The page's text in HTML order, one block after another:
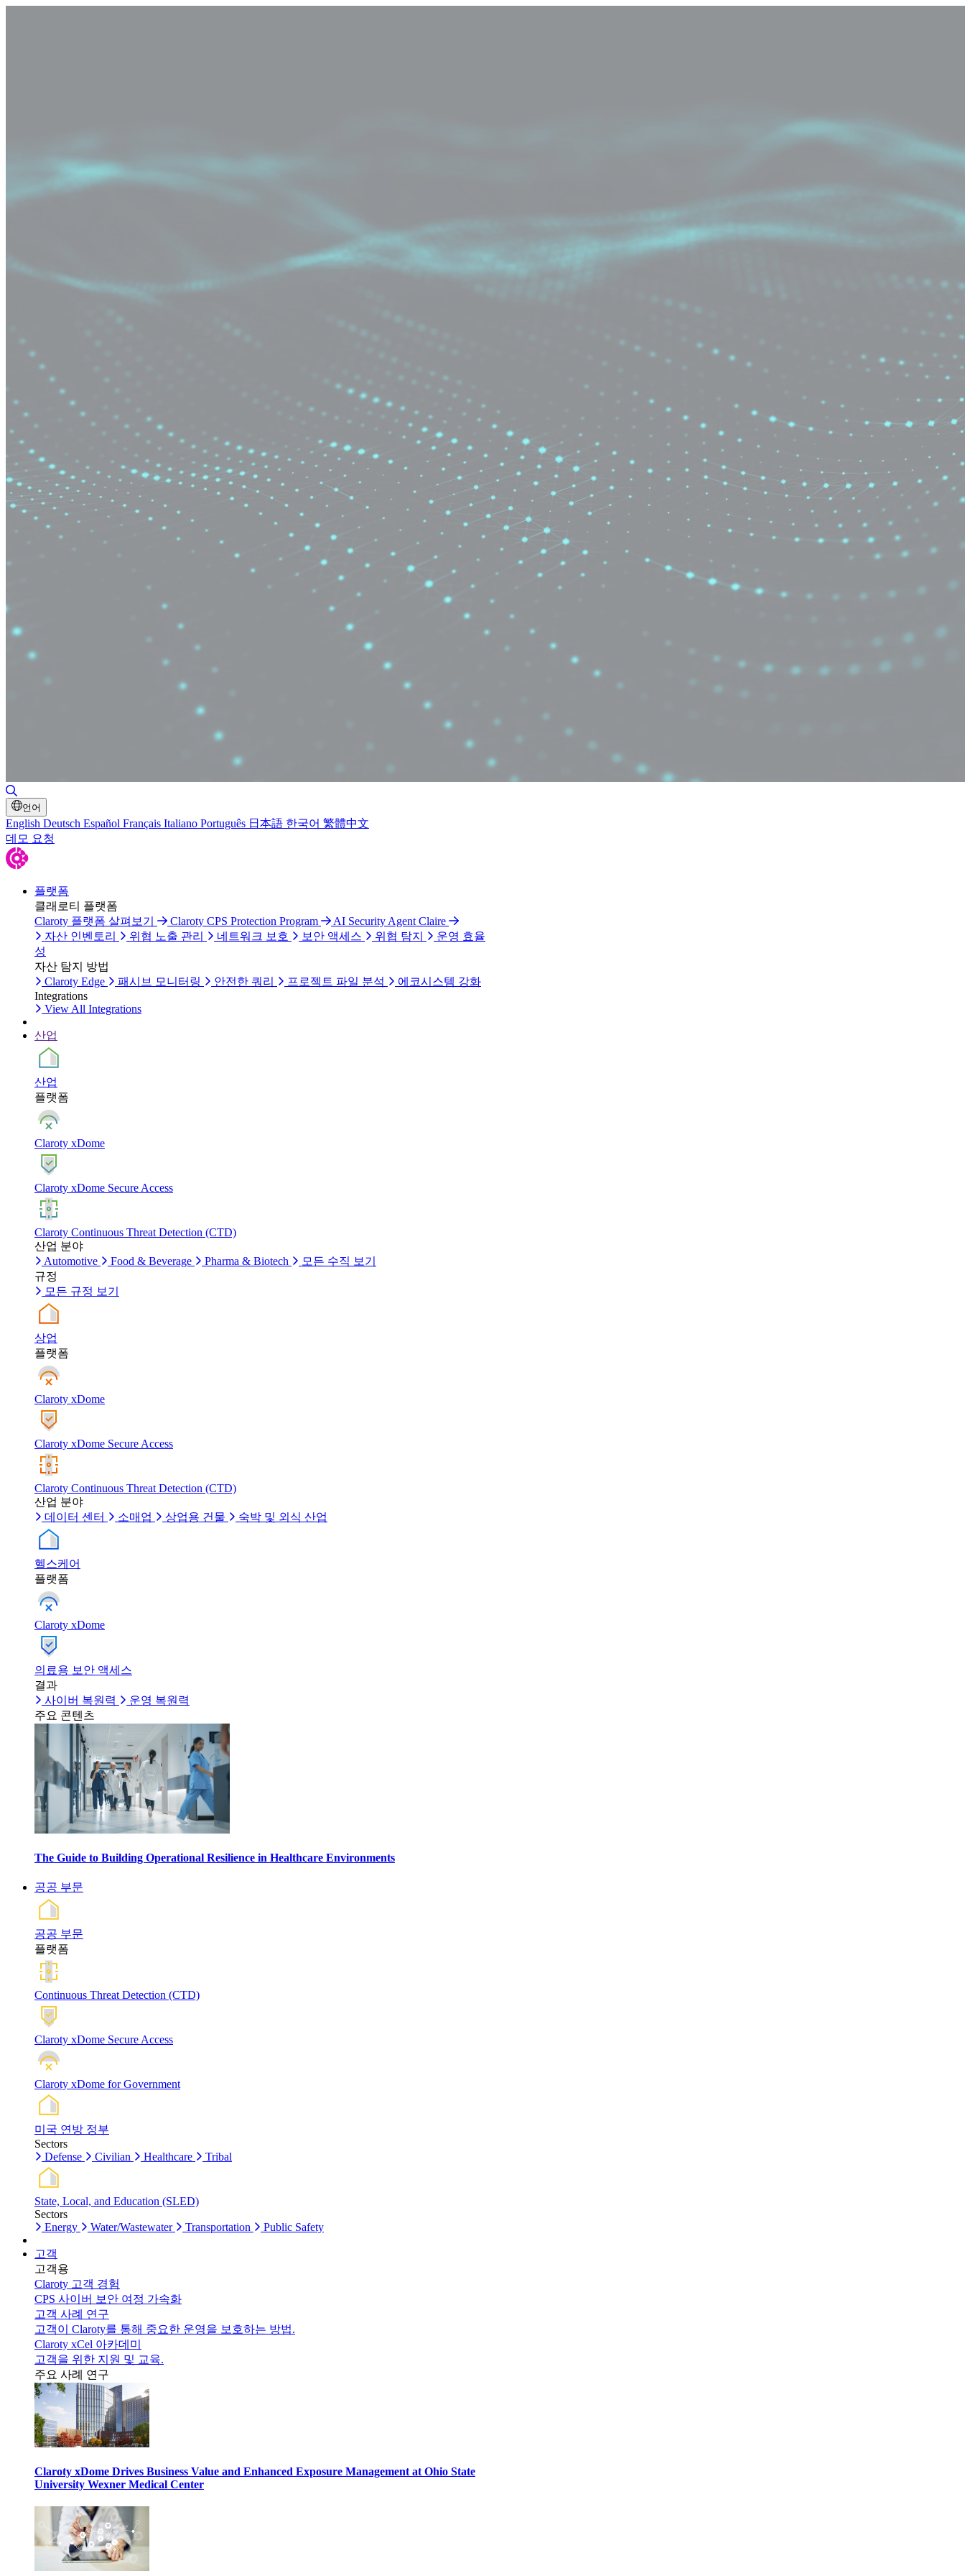
언어
English Deutsch Español Français Italiano Português 日本語 한국어 繁體中文
데모 요청
플랫폼
클래로티 플랫폼
Claroty 플랫폼 살펴보기
Claroty CPS Protection Program
AI Security Agent Claire
자산 인벤토리
위협 노출 관리 네트워크 보호 보안 액세스 위협 탐지
운영 효율
성
자산 탐지 방법
Claroty Edge
패시브 모니터링 안전한 쿼리 프로젝트 파일 분석
에코시스템 강화
Integrations
View All Integrations
산업
산업
플랫폼
Claroty xDome
Claroty xDome Secure Access
Claroty Continuous Threat Detection (CTD)
산업 분야
Automotive
Food & Beverage Pharma & Biotech
모든 수직 보기
규정
모든 규정 보기
상업
플랫폼
Claroty xDome
Claroty xDome Secure Access
Claroty Continuous Threat Detection (CTD)
산업 분야
데이터 센터
소매업 상업용 건물 숙박 및 외식 산업
헬스케어
플랫폼
Claroty xDome
의료용 보안 액세스
결과
사이버 복원력
운영 복원력
주요 콘텐츠
The Guide to Building Operational Resilience in Healthcare Environments
공공 부문
공공 부문
플랫폼
Continuous Threat Detection (CTD)
Claroty xDome Secure Access
Claroty xDome for Government
미국 연방 정부
Sectors
Defense
Civilian Healthcare Tribal
State, Local, and Education (SLED)
Sectors
Energy
Water/Wastewater Transportation Public Safety
고객
고객용
Claroty 고객 경험
CPS 사이버 보안 여정 가속화
고객 사례 연구
고객이 Claroty를 통해 중요한 운영을 보호하는 방법.
Claroty xCel 아카데미
고객을 위한 지원 및 교육.
주요 사례 연구
Claroty xDome Drives Business Value and Enhanced Exposure Management at Ohio State
University Wexner Medical Center